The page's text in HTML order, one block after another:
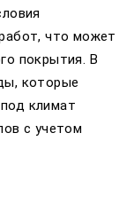
что может
покрытия. В
которые
климат
с учетом